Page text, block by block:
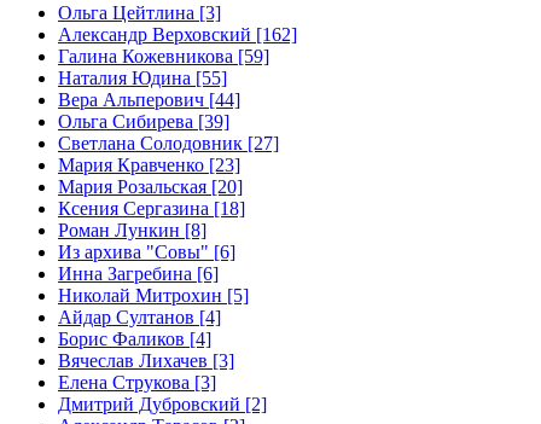
Ольга Цейтлина [3]
Александр Верховский [162]
Галина Кожевникова [59]
Наталия Юдина [55]
Вера Альперович [44]
Ольга Сибирева [39]
Светлана Солодовник [27]
Мария Кравченко [23]
Мария Розальская [20]
Ксения Сергазина [18]
Роман Лункин [8]
Из архива "Совы" [6]
Инна Загребина [6]
Николай Митрохин [5]
Айдар Султанов [4]
Борис Фаликов [4]
Вячеслав Лихачев [3]
Елена Струкова [3]
Дмитрий Дубровский [2]